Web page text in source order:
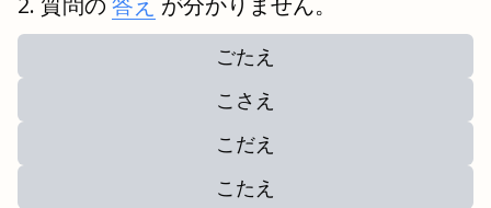
ごたえ
こさえ
こだえ
こたえ